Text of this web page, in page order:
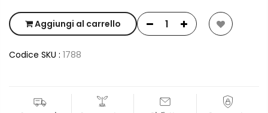
Aggiungi al carrello
Codice SKU : 1788